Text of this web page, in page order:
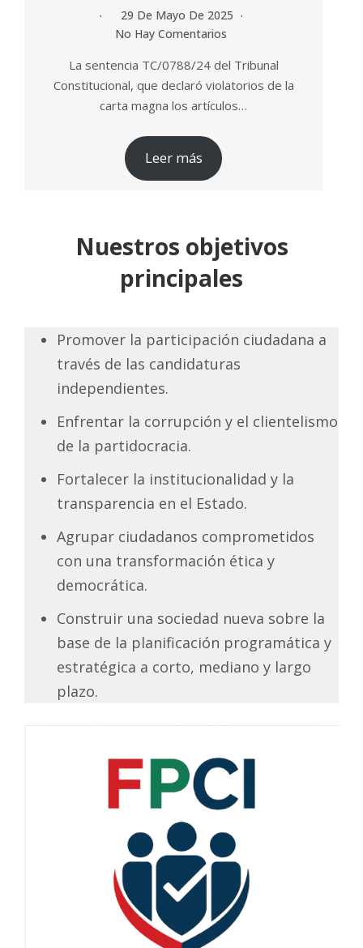
29 De Mayo De 2025
No Hay Comentarios
La sentencia TC/0788/24 del Tribunal
Constitucional, que declaró violatorios de la
carta magna los artículos…
Leer más
Nuestros objetivos
principales
Promover la participación ciudadana a
través de las candidaturas
independientes.
Enfrentar la corrupción y el clientelismo
de la partidocracia.
Fortalecer la institucionalidad y la
transparencia en el Estado.
Agrupar ciudadanos comprometidos
con una transformación ética y
democrática.
Construir una sociedad nueva sobre la
base de la planificación programática y
estratégica a corto, mediano y largo
plazo.